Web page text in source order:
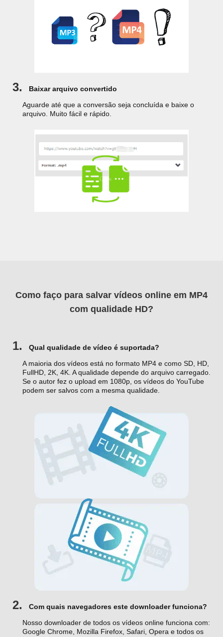
3.
Baixar arquivo convertido
Aguarde até que a conversão seja concluída e baixe o
arquivo. Muito fácil e rápido.
Como faço para salvar vídeos online em MP4
com qualidade HD?
1.
Qual qualidade de vídeo é suportada?
A maioria dos vídeos está no formato MP4 e como SD, HD,
FullHD, 2K, 4K. A qualidade depende do arquivo carregado.
Se o autor fez o upload em 1080p, os vídeos do YouTube
podem ser salvos com a mesma qualidade.
2.
Com quais navegadores este downloader funciona?
Nosso downloader de todos os vídeos online funciona com:
Google Chrome, Mozilla Firefox, Safari, Opera e todos os